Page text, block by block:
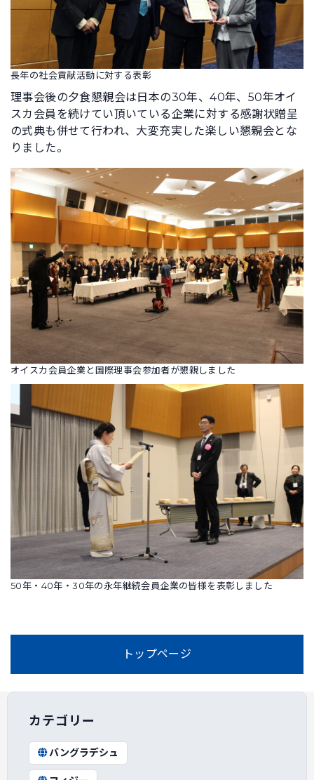
長年の社会貢献活動に対する表彰
理事会後の夕食懇親会は日本の30年、40年、50年オイ
スカ会員を続けてい頂いている企業に対する感謝状贈呈
の式典も併せて行われ、大変充実した楽しい懇親会とな
りました。
オイスカ会員企業と国際理事会参加者が懇親しました
50年・40年・30年の永年継続会員企業の皆様を表彰しました
トップページ
カテゴリー
バングラデシュ